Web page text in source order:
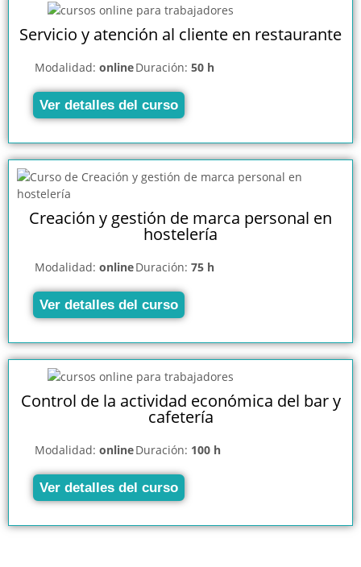
Servicio y atención al cliente en restaurante
Modalidad: onlineDuración: 50 h
Ver detalles del curso
Creación y gestión de marca personal en
hostelería
Modalidad: onlineDuración: 75 h
Ver detalles del curso
Control de la actividad económica del bar y
cafetería
Modalidad: onlineDuración: 100 h
Ver detalles del curso